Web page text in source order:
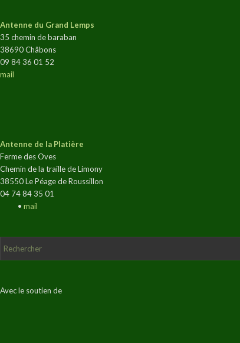
Antenne du Grand Lemps
35 chemin de baraban
38690 Châbons
09 84 36 01 52
mail
Antenne de la Platière
Ferme des Oves
Chemin de la traille de Limony
38550 Le Péage de Roussillon
04 74 84 35 01
• mail
Avec le soutien de